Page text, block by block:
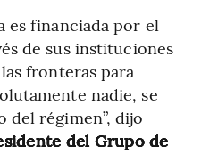
es financiada por el
de sus instituciones
fronteras para
nadie, se
del régimen”, dijo
del Grupo de